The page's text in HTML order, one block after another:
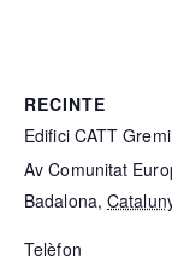
RECINTE
Edifici CATT Gremi
Av Comunitat
Badalona,
Telèfon